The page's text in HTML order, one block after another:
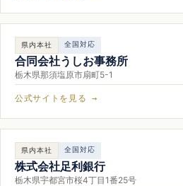
県内本社 全国対応
合同会社うしお事務所
栃木県那須塩原市扇町5-1
公式サイトを見る →
県内本社 全国対応
株式会社足利銀行
栃木県宇都宮市桜4丁目1番25号